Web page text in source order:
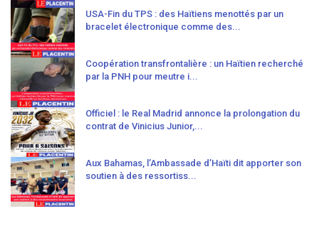
USA-Fin du TPS : des Haïtiens menottés par un
bracelet électronique comme des...
Coopération transfrontalière : un Haïtien recherché
par la PNH pour meutre i...
Officiel : le Real Madrid annonce la prolongation du
contrat de Vinicius Junior,...
Aux Bahamas, l’Ambassade d’Haïti dit apporter son
soutien à des ressortiss...